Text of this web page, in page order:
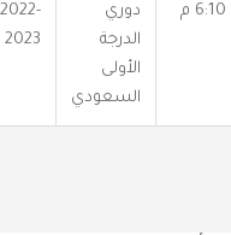
6:10 م
دوري
الدرجة
الأولى
السعودي
2022-
2023